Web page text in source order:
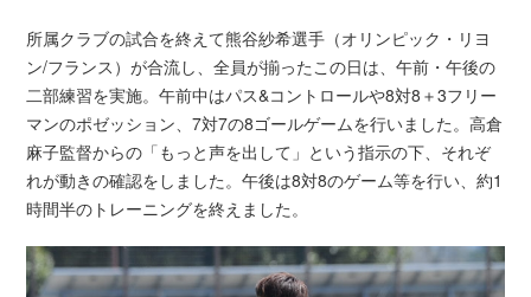
所属クラブの試合を終えて熊谷紗希選手（オリンピック・リヨ
ン/フランス）が合流し、全員が揃ったこの日は、午前・午後の
二部練習を実施。午前中はパス&コントロールや8対8＋3フリー
マンのポゼッション、7対7の8ゴールゲームを行いました。高倉
麻子監督からの「もっと声を出して」という指示の下、それぞ
れが動きの確認をしました。午後は8対8のゲーム等を行い、約1
時間半のトレーニングを終えました。